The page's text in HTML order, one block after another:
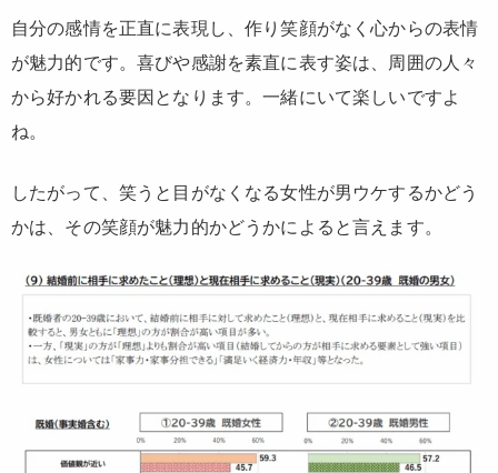
自分の感情を正直に表現し、作り笑顔がなく心からの表情
が魅力的です。喜びや感謝を素直に表す姿は、周囲の人々
から好かれる要因となります。一緒にいて楽しいですよ
ね。
したがって、笑うと目がなくなる女性が男ウケするかどう
かは、その笑顔が魅力的かどうかによると言えます。